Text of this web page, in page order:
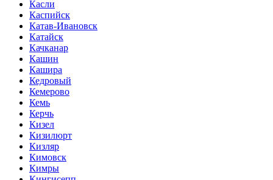
Касли
Каспийск
Катав-Ивановск
Катайск
Качканар
Кашин
Кашира
Кедровый
Кемерово
Кемь
Керчь
Кизел
Кизилюрт
Кизляр
Кимовск
Кимры